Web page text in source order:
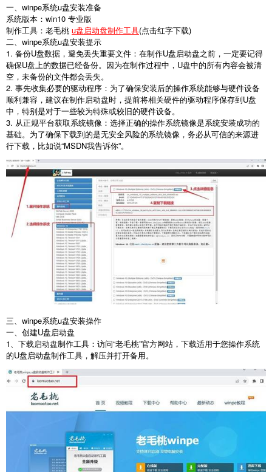
一、winpe系统u盘安装准备
系统版本：win10 专业版
制作工具：老毛桃 u盘启动盘制作工具(点击红字下载)
二、winpe系统u盘安装提示
1. 备份U盘数据，避免丢失重要文件：在制作U盘启动盘之前，一定要记得
确保U盘上的数据已经备份。因为在制作过程中，U盘中的所有内容会被清
空，未备份的文件都会丢失。
2. 事先收集必要的驱动程序：为了确保安装后的操作系统能够与硬件设备
顺利兼容，建议在制作启动盘时，提前将相关硬件的驱动程序保存到U盘
中，特别是对于一些较为特殊或较旧的硬件设备。
3. 从正规平台获取系统镜像：选择正确的操作系统镜像是系统安装成功的
基础。为了确保下载到的是无安全风险的系统镜像，务必从可信的来源进
行下载，比如说“MSDN我告诉你”。
三、winpe系统u盘安装操作
一、创建U盘启动盘
1、下载启动盘制作工具：访问“老毛桃”官方网站，下载适用于您操作系统
的U盘启动盘制作工具，解压并打开备用。